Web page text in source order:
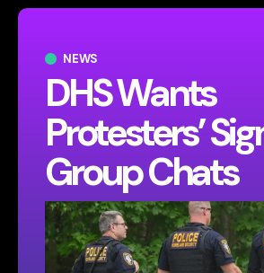
NEWS
DHS Wants
Protesters’
Group Chats